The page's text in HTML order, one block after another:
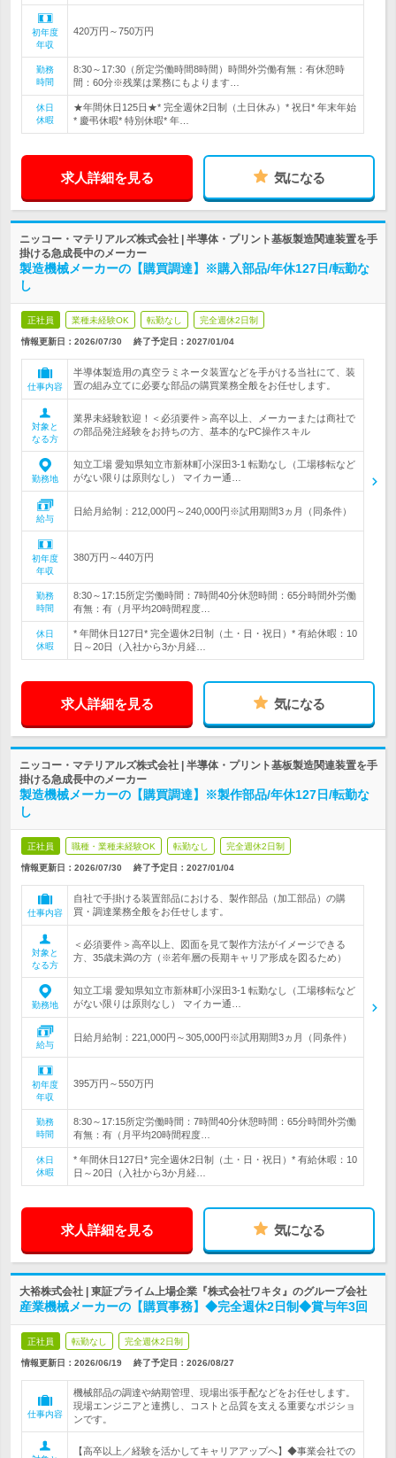
初年度
年収
420万円～750万円
勤務
時間
8:30～17:30（所定労働時間8時間）時間外労働有無：有休憩時
間：60分※残業は業務にもよります…
休日
休暇
★年間休日125日★* 完全週休2日制（土日休み）* 祝日* 年末年始
* 慶弔休暇* 特別休暇* 年…
求人詳細を見る 気になる
ニッコー・マテリアルズ株式会社 | 半導体・プリント基板製造関連装置を手
掛ける急成長中のメーカー
製造機械メーカーの【購買調達】※購入部品/年休127日/転勤な
し
正社員 業種未経験OK 転勤なし 完全週休2日制
情報更新日：2026/07/30 終了予定日： 2027/01/04
仕事内容
半導体製造用の真空ラミネータ装置などを手がける当社にて、装
置の組み立てに必要な部品の購買業務全般をお任せします。
対象と
なる方
業界未経験歓迎！＜必須要件＞高卒以上、メーカーまたは商社で
の部品発注経験をお持ちの方、基本的なPC操作スキル
勤務地
知立工場 愛知県知立市新林町小深田3-1 転勤なし（工場移転など
がない限りは原則なし） マイカー通…
給与
日給月給制：212,000円～240,000円※試用期間3ヵ月（同条件）
初年度
年収
380万円～440万円
勤務
時間
8:30～17:15所定労働時間：7時間40分休憩時間：65分時間外労働
有無：有（月平均20時間程度…
休日
休暇
* 年間休日127日* 完全週休2日制（土・日・祝日）* 有給休暇：10
日～20日（入社から3か月経…
求人詳細を見る 気になる
ニッコー・マテリアルズ株式会社 | 半導体・プリント基板製造関連装置を手
掛ける急成長中のメーカー
製造機械メーカーの【購買調達】※製作部品/年休127日/転勤な
し
正社員 職種・業種未経験OK 転勤なし 完全週休2日制
情報更新日：2026/07/30 終了予定日： 2027/01/04
仕事内容
自社で手掛ける装置部品における、製作部品（加工部品）の購
買・調達業務全般をお任せします。
対象と
なる方
＜必須要件＞高卒以上、図面を見て製作方法がイメージできる
方、35歳未満の方（※若年層の長期キャリア形成を図るため）
勤務地
知立工場 愛知県知立市新林町小深田3-1 転勤なし（工場移転など
がない限りは原則なし） マイカー通…
給与
日給月給制：221,000円～305,000円※試用期間3ヵ月（同条件）
初年度
年収
395万円～550万円
勤務
時間
8:30～17:15所定労働時間：7時間40分休憩時間：65分時間外労働
有無：有（月平均20時間程度…
休日
休暇
* 年間休日127日* 完全週休2日制（土・日・祝日）* 有給休暇：10
日～20日（入社から3か月経…
求人詳細を見る 気になる
大裕株式会社 | 東証プライム上場企業『株式会社ワキタ』のグループ会社
産業機械メーカーの【購買事務】◆完全週休2日制◆賞与年3回
正社員 転勤なし 完全週休2日制
情報更新日：2026/06/19 終了予定日： 2026/08/27
仕事内容
機械部品の調達や納期管理、現場出張手配などをお任せします。
現場エンジニアと連携し、コストと品質を支える重要なポジショ
ンです。
【高卒以上／経験を活かしてキャリアアップへ】◆事業会社での